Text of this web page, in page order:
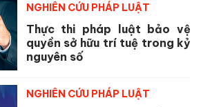
NGHIÊN CỨU PHÁP LUẬT
Thực thi pháp luật bảo vệ
quyền sở hữu trí tuệ trong kỷ
nguyên số
NGHIÊN CỨU PHÁP LUẬT